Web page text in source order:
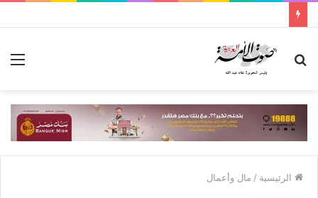
بحث
الرئيسية / مال وأعمال